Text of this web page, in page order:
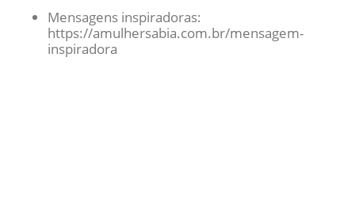
Mensagens inspiradoras:
https://amulhersabia.com.br/mensagem-
inspiradora